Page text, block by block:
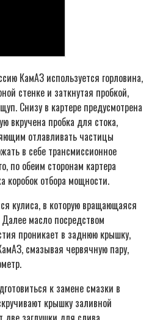
КамАЗ используется горловина,
стенке и заткнутая пробкой,
Снизу в картере предусмотрена
вкручена пробка для стока,
отлавливать частицы
в себе трансмиссионное
по обеим сторонам картера
отбора мощности.
кулиса, в которую вращающаяся
масло посредством
проникает в заднюю крышку,
смазывая червячную пару,
к замене смазки в
крышку заливной